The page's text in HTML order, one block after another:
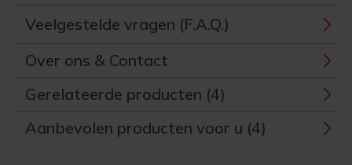
Veelgestelde vragen (F.A.Q.)
Over ons & Contact
Gerelateerde producten (4)
Aanbevolen producten voor u (4)